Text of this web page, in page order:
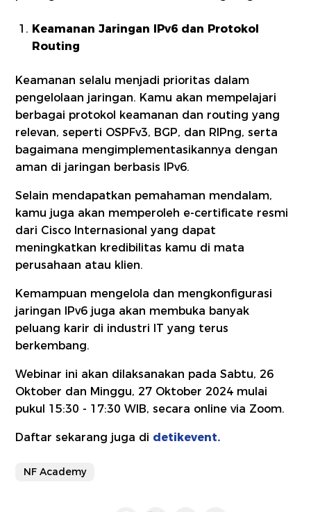
Keamanan Jaringan IPv6 dan Protokol
Routing
Keamanan selalu menjadi prioritas dalam
pengelolaan jaringan. Kamu akan mempelajari
berbagai protokol keamanan dan routing yang
relevan, seperti OSPFv3, BGP, dan RIPng, serta
bagaimana mengimplementasikannya dengan
aman di jaringan berbasis IPv6.
Selain mendapatkan pemahaman mendalam,
kamu juga akan memperoleh e-certificate resmi
dari Cisco Internasional yang dapat
meningkatkan kredibilitas kamu di mata
perusahaan atau klien.
Kemampuan mengelola dan mengkonfigurasi
jaringan IPv6 juga akan membuka banyak
peluang karir di industri IT yang terus
berkembang.
Webinar ini akan dilaksanakan pada Sabtu, 26
Oktober dan Minggu, 27 Oktober 2024 mulai
pukul 15:30 - 17:30 WIB, secara online via Zoom.
Daftar sekarang juga di detikevent.
NF Academy